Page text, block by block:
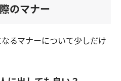
のマナー
るマナーについて少しだけ